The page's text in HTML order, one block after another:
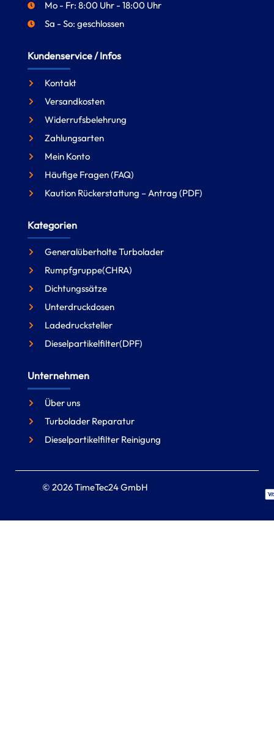
Mo - Fr: 8:00 Uhr - 18:00 Uhr
Sa - So: geschlossen
Kundenservice / Infos
Kontakt
Versandkosten
Widerrufsbelehrung
Zahlungsarten
Mein Konto
Häufige Fragen (FAQ)
Kaution Rückerstattung – Antrag (PDF)
Kategorien
Generalüberholte Turbolader
Rumpfgruppe(CHRA)
Dichtungssätze
Unterdruckdosen
Ladedrucksteller
Dieselpartikelfilter(DPF)
Unternehmen
Über uns
Turbolader Reparatur
Dieselpartikelfilter Reinigung
© 2026 TimeTec24 GmbH